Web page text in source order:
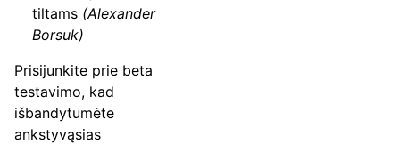
tiltams (Alexander
Borsuk)
Prisijunkite prie beta
testavimo, kad
išbandytumėte
ankstyvąsias